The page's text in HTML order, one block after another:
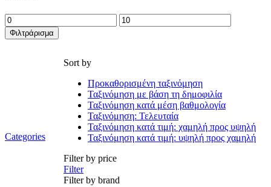
Ελάχιστη
τιμή
Μέγιστη
τιμή
Φιλτράρισμα
Categories
Sort by
Προκαθορισμένη ταξινόμηση
Ταξινόμηση με βάση τη δημοφιλία
Ταξινόμηση κατά μέση βαθμολογία
Ταξινόμηση: Τελευταία
Ταξινόμηση κατά τιμή: χαμηλή προς υψηλή
Ταξινόμηση κατά τιμή: υψηλή προς χαμηλή
Filter by price
Filter
Filter by brand